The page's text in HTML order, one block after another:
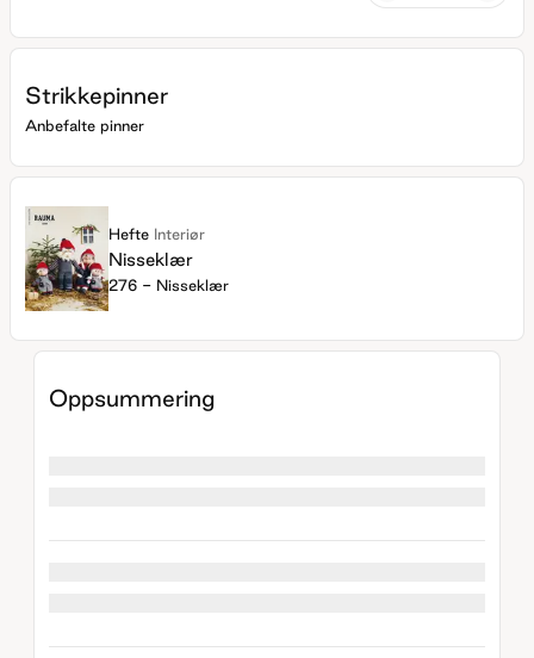
Strikkepinner
Anbefalte pinner
Hefte Interiør
Nisseklær
276 - Nisseklær
Oppsummering